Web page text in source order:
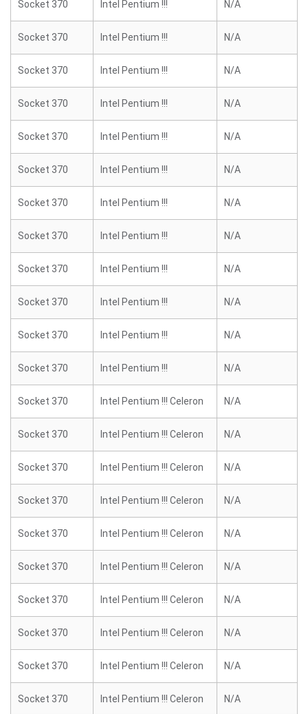
Socket 370 Intel Pentium !!! N/A
Socket 370 Intel Pentium !!! N/A
Socket 370 Intel Pentium !!! N/A
Socket 370 Intel Pentium !!! N/A
Socket 370 Intel Pentium !!! N/A
Socket 370 Intel Pentium !!! N/A
Socket 370 Intel Pentium !!! N/A
Socket 370 Intel Pentium !!! N/A
Socket 370 Intel Pentium !!! N/A
Socket 370 Intel Pentium !!! N/A
Socket 370 Intel Pentium !!! N/A
Socket 370 Intel Pentium !!! N/A
Socket 370 Intel Pentium !!! Celeron N/A
Socket 370 Intel Pentium !!! Celeron N/A
Socket 370 Intel Pentium !!! Celeron N/A
Socket 370 Intel Pentium !!! Celeron N/A
Socket 370 Intel Pentium !!! Celeron N/A
Socket 370 Intel Pentium !!! Celeron N/A
Socket 370 Intel Pentium !!! Celeron N/A
Socket 370 Intel Pentium !!! Celeron N/A
Socket 370 Intel Pentium !!! Celeron N/A
Socket 370 Intel Pentium !!! Celeron N/A